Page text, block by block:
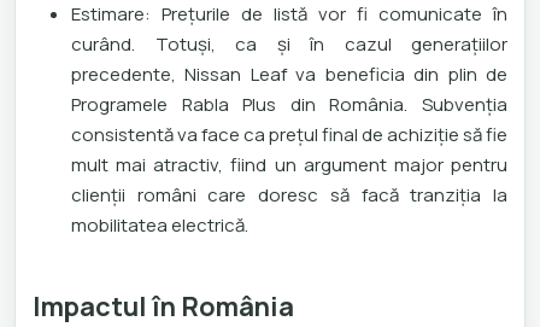
Estimare: Prețurile de listă vor fi comunicate în
curând. Totuși, ca și în cazul generațiilor
precedente, Nissan Leaf va beneficia din plin de
Programele Rabla Plus din România. Subvenția
consistentă va face ca prețul final de achiziție să fie
mult mai atractiv, fiind un argument major pentru
clienții români care doresc să facă tranziția la
mobilitatea electrică.
Impactul în România